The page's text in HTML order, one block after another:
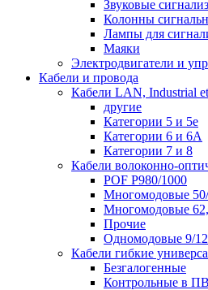
Звуковые
Колонны
Лампы для
Маяки
Электродвигатели и
Кабели и провода
Кабели LAN, Industrial
другие
Категории 5 и 5е
Категории 6 и 6A
Категории 7 и 8
Кабели волоконно-
POF P980/1000
Многомодовые
Многомодовые
Прочие
Одномодовые 9/
Кабели гибкие
Безгалогенные
Контрольные в